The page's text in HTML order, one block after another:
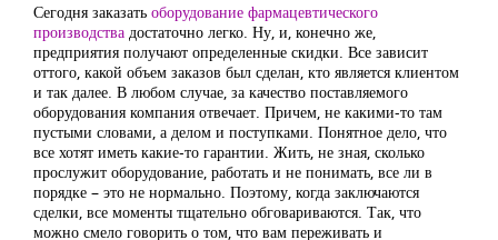
Сегодня заказать оборудование фармацевтического
производства достаточно легко. Ну, и, конечно же,
предприятия получают определенные скидки. Все зависит
оттого, какой объем заказов был сделан, кто является клиентом
и так далее. В любом случае, за качество поставляемого
оборудования компания отвечает. Причем, не какими-то там
пустыми словами, а делом и поступками. Понятное дело, что
все хотят иметь какие-то гарантии. Жить, не зная, сколько
прослужит оборудование, работать и не понимать, все ли в
порядке – это не нормально. Поэтому, когда заключаются
сделки, все моменты тщательно обговариваются. Так, что
можно смело говорить о том, что вам переживать и